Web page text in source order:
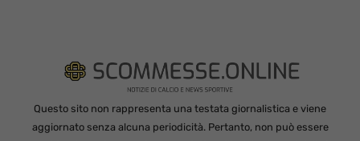
Questo sito non rappresenta una testata giornalistica e viene
aggiornato senza alcuna periodicità. Pertanto, non può essere